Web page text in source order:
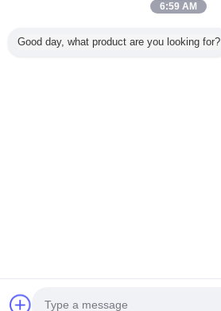
Tous les produits
6:59 AM
Good day, what product are you looking for?